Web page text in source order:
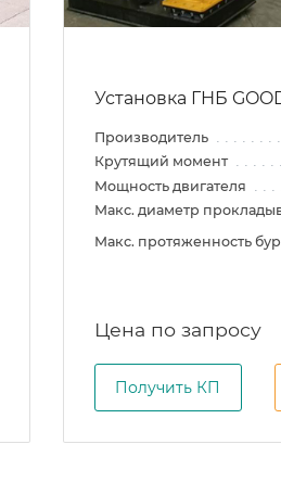
Установка ГНБ
Производитель
Крутящий момент
Мощность двигателя
Макс. диаметр
Макс. протяженность
Цена по запросу
Получить КП